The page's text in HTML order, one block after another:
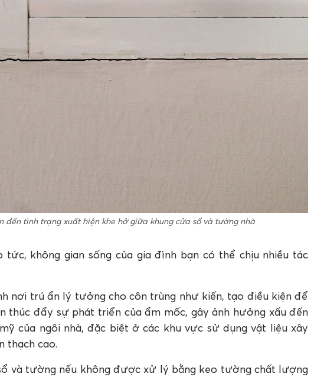
đến tình trạng xuất hiện khe hở giữa khung cửa sổ và tường nhà
không gian sống của gia đình bạn có thể chịu nhiều tác
nơi trú ẩn lý tưởng cho côn trùng như kiến, tạo điều kiện để
thúc đẩy sự phát triển của ẩm mốc, gây ảnh hưởng xấu đến
của ngôi nhà, đặc biệt ở các khu vực sử dụng vật liệu xây
thạch cao.
và tường nếu không được xử lý bằng keo tường chất lượng